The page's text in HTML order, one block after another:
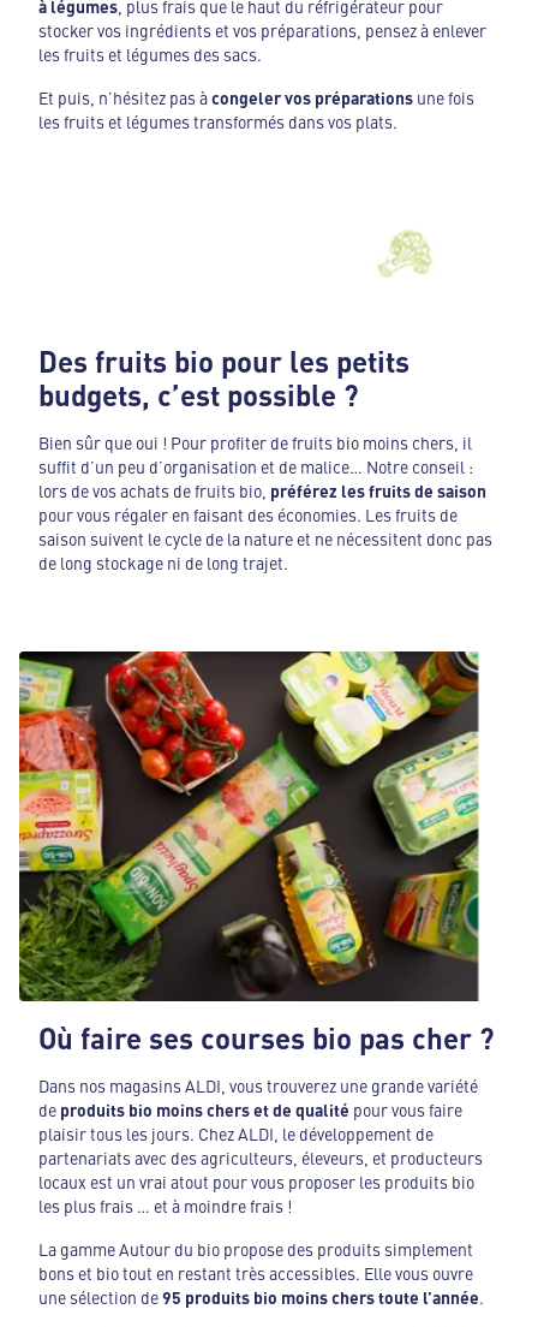
à légumes, plus frais que le haut du réfrigérateur pour
stocker vos ingrédients et vos préparations, pensez à enlever
les fruits et légumes des sacs.
Et puis, n’hésitez pas àcongeler vos préparations une fois
les fruits et légumes transformés dans vos plats.
Des fruits bio pour les petits
budgets, c’est possible ?
Bien sûr que oui ! Pour profiter de fruits bio moins chers, il
suffit d’un peu d’organisation et de malice… Notre conseil :
lors de vos achats de fruits bio, préférez les fruits de saison
pour vous régaler en faisant des économies. Les fruits de
saison suivent le cycle de la nature et ne nécessitent donc pas
de long stockage ni de long trajet.
Où faire ses courses bio pas cher ?
Dans nos magasins ALDI, vous trouverez une grande variété
de produits bio moins chers et de qualité pour vous faire
plaisir tous les jours. Chez ALDI, le développement de
partenariats avec des agriculteurs, éleveurs, et producteurs
locaux est un vrai atout pour vous proposer les produits bio
les plus frais … et à moindre frais !
La gamme Autour du bio propose des produits simplement
bons et bio tout en restant très accessibles. Elle vous ouvre
une sélection de95 produits bio moins chers toute l’année.